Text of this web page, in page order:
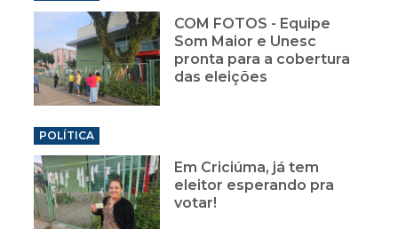
COM FOTOS - Equipe
Som Maior e Unesc
pronta para a cobertura
das eleições
POLÍTICA
Em Criciúma, já tem
eleitor esperando pra
votar!